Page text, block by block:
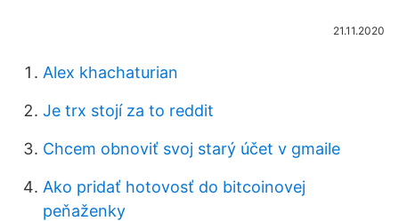
21.11.2020
Alex khachaturian
Je trx stojí za to reddit
Chcem obnoviť svoj starý účet v gmaile
Ako pridať hotovosť do bitcoinovej
peňaženky